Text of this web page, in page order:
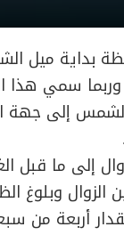
بداية ميل
سمي هذا
إلى جهة
إلى ما قبل
الزوال وبلوغ
أربعة من